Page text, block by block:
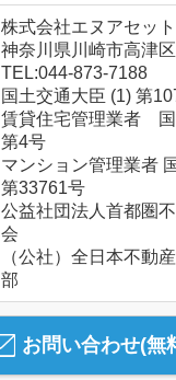
株式会社エヌアセット
神奈川県川崎市高津
TEL:044-873-7188
国土交通大臣 (1) 第
賃貸住宅管理業者 国
第4号
マンション管理業者
第33761号
公益社団法人首都圏
会
（公社）全日本不動
部
お問い合わせ(無